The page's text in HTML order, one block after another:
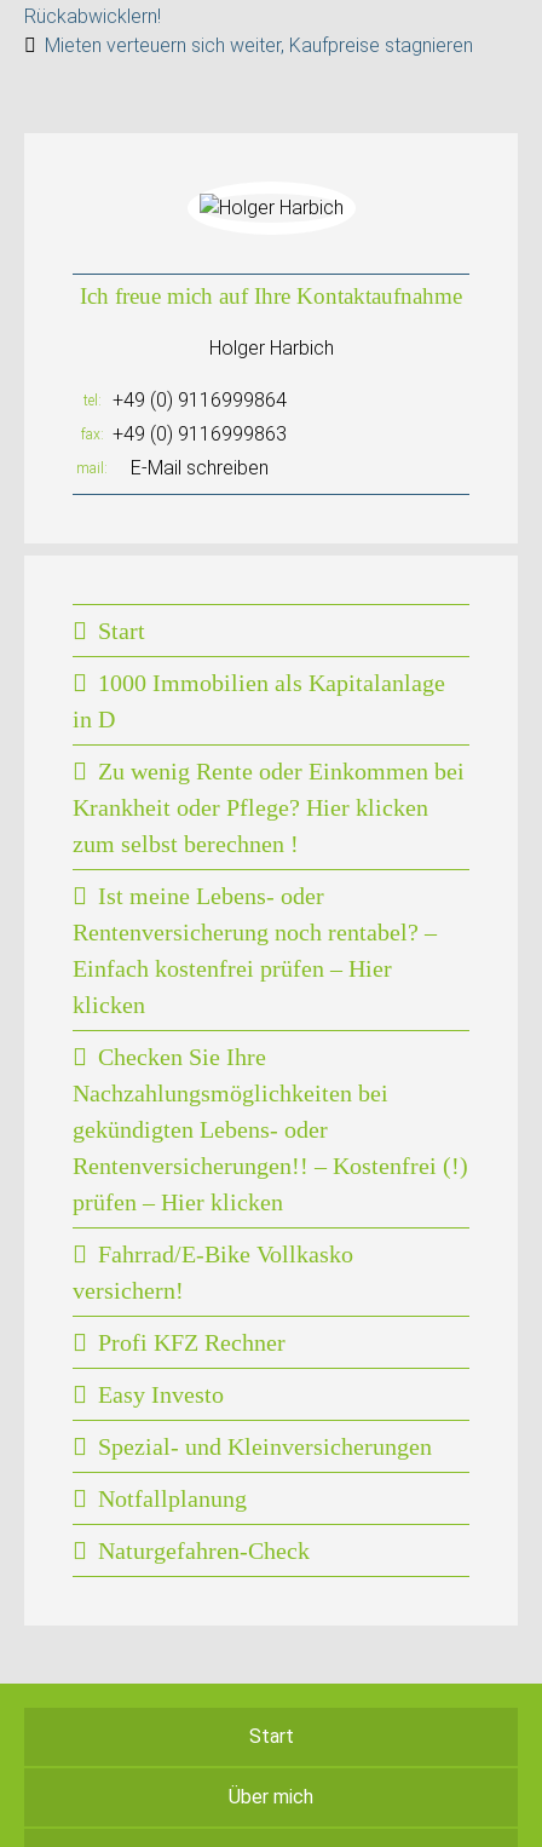
Rückabwicklern!
Mieten verteuern sich weiter, Kaufpreise stagnieren
Ich freue mich auf Ihre Kontaktaufnahme
Holger Harbich
tel +49 (0) 9116999864
fax +49 (0) 9116999863
mail E-Mail schreiben
Start
1000 Immobilien als Kapitalanlage
in D
Zu wenig Rente oder Einkommen bei
Krankheit oder Pflege? Hier klicken
zum selbst berechnen !
Ist meine Lebens- oder
Rentenversicherung noch rentabel? –
Einfach kostenfrei prüfen – Hier
klicken
Checken Sie Ihre
Nachzahlungsmöglichkeiten bei
gekündigten Lebens- oder
Rentenversicherungen!! – Kostenfrei (!)
prüfen – Hier klicken
Fahrrad/E-Bike Vollkasko
versichern!
Profi KFZ Rechner
Easy Investo
Spezial- und Kleinversicherungen
Notfallplanung
Naturgefahren-Check
Start
Über mich